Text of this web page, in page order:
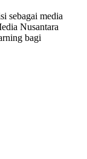
sebagai media
Nusantara
bagi